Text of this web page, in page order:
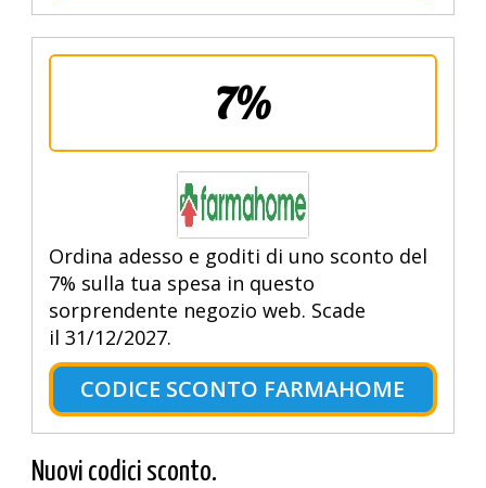
7%
Ordina adesso e goditi di uno sconto del
7% sulla tua spesa in questo
sorprendente negozio web. Scade
il 31/12/2027.
CODICE SCONTO FARMAHOME
Nuovi codici sconto.